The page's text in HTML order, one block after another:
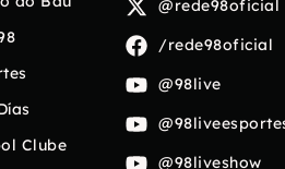
Clube
@rede98oficial
/rede98oficial
@98live
@98liveshow